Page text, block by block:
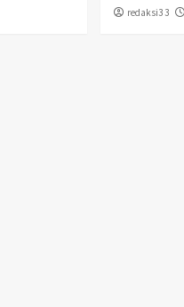
redaksi3 3